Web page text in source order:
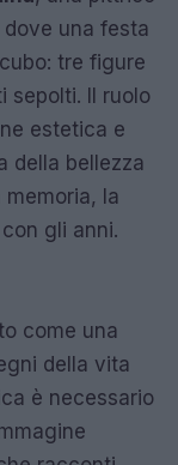
una festa
tre figure
sepolti. Il ruolo
estetica e
della bellezza
la
gli anni.
come una
della vita
è necessario